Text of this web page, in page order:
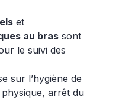
et
au bras sont
le suivi des
sur l’hygiène de
arrêt du